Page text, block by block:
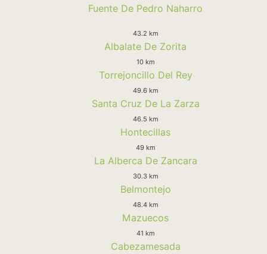
Fuente De Pedro Naharro
43.2 km
Albalate De Zorita
10 km
Torrejoncillo Del Rey
49.6 km
Santa Cruz De La Zarza
46.5 km
Hontecillas
49 km
La Alberca De Zancara
30.3 km
Belmontejo
48.4 km
Mazuecos
41 km
Cabezamesada